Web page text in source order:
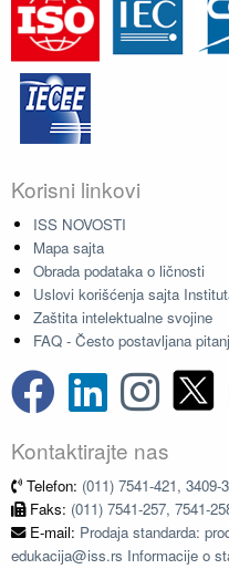
Korisni linkovi
ISS NOVOSTI
Mapa sajta
Obrada podataka o ličnosti
Uslovi korišćenja sajta
Zaštita intelektualne svojine
FAQ - Često postavljana
Kontaktirajte nas
Telefon: (011) 7541-421,
Faks: (011) 7541-257, 7541-
E-mail: Prodaja standarda:
edukacija@iss.rs Informacije o